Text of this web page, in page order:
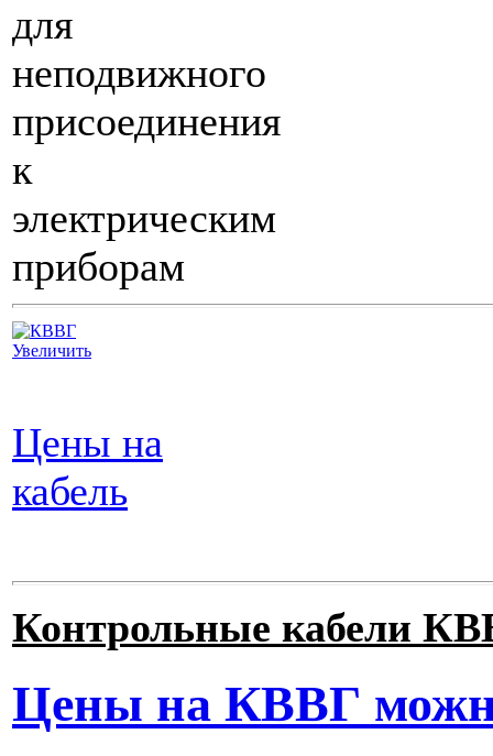
для
неподвижного
присоединения
к
электрическим
приборам
Увеличить
Цены на
кабель
Контрольные кабели
Цены на КВВГ